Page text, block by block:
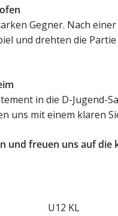
Gegner. Nach
und drehten die
in die D-Jugend-
mit einem klaren
und freuen uns auf die
U12 KL